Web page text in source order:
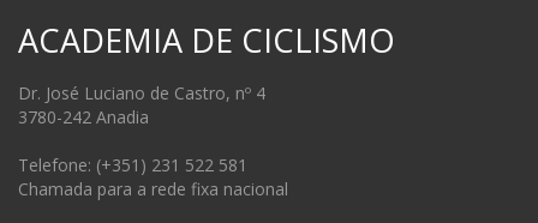
ACADEMIA DE CICLISMO
Dr. José Luciano de Castro, nº 4
3780-242 Anadia
Telefone: (+351) 231 522 581
Chamada para a rede fixa nacional